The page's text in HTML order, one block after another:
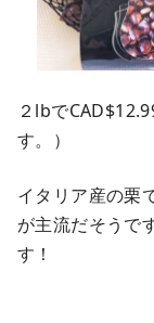
２lbで
す。）
イタリア産の栗
が主流だそうで
す！